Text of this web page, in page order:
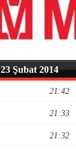
23 Şubat 2014
21:42
21:33
21:32